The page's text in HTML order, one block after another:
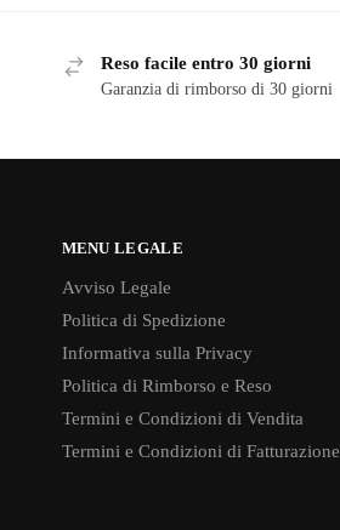
Reso facile entro 30 giorni
Garanzia di rimborso di 30 giorni
MENU LEGALE
Avviso Legale
Politica di Spedizione
Informativa sulla Privacy
Politica di Rimborso e Reso
Termini e Condizioni di Vendita
Termini e Condizioni di Fatturazione